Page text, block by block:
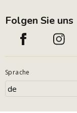
Folgen Sie uns
Sprache